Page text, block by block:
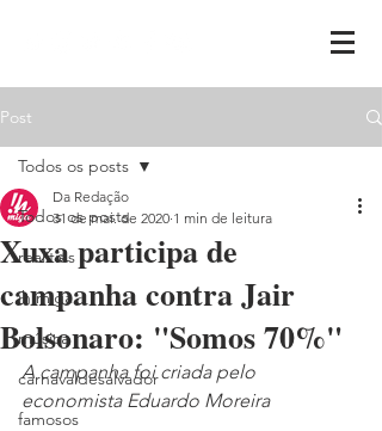
Post
Todos os posts
realities
ih,miga
música
carnavaldesalvador
famosos
Todos os posts
Xuxa participa de
campanha contra Jair
Bolsonaro: "Somos 70%"
Da Redação
31 de mai. de 2020 1 min de leitura
A campanha foi criada pelo
economista Eduardo Moreira